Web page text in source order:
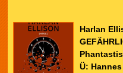
Harlan
Ü: